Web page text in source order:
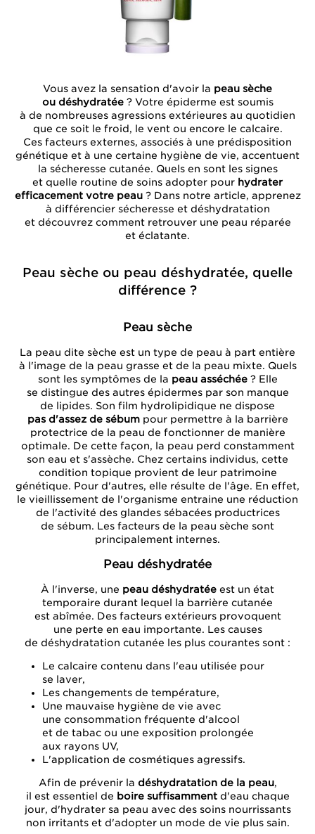
Vous avez la sensation d'avoir la peau sèche
ou déshydratée? Votre épiderme est soumis
à de nombreuses agressions extérieures au quotidien
que ce soit le froid, le vent ou encore le calcaire.
Ces facteurs externes, associés à une prédisposition
génétique et à une certaine hygiène de vie, accentuent
la sécheresse cutanée. Quels en sont les signes
et quelle routine de soins adopter pour hydrater
efficacement votre peau? Dans notre article, apprenez
à différencier sécheresse et déshydratation
et découvrez comment retrouver une peau réparée
et éclatante.
Peau sèche ou peau déshydratée, quelle
différence ?
Peau sèche
La peau dite sèche est un type de peau à part entière
à l'image de la peau grasse et de la peau mixte. Quels
sont les symptômes de la peau asséchée? Elle
se distingue des autres épidermes par son manque
de lipides. Son film hydrolipidique ne dispose
pas d'assez de sébumpour permettre à la barrière
protectrice de la peau de fonctionner de manière
optimale. De cette façon, la peau perd constamment
son eau et s'assèche. Chez certains individus, cette
condition topique provient de leur patrimoine
génétique. Pour d'autres, elle résulte de l'âge. En effet,
le vieillissement de l'organisme entraine une réduction
de l'activité des glandes sébacées productrices
de sébum. Les facteurs de la peau sèche sont
principalement internes.
Peau déshydratée
À l'inverse, une peau déshydratée est un état
temporaire durant lequel la barrière cutanée
est abîmée. Des facteurs extérieurs provoquent
une perte en eau importante. Les causes
de déshydratation cutanée les plus courantes sont :
Le calcaire contenu dans l'eau utilisée pour
se laver,
Les changements de température,
Une mauvaise hygiène de vie avec
une consommation fréquente d'alcool
et de tabac ou une exposition prolongée
aux rayons UV,
L'application de cosmétiques agressifs.
Afin de prévenir la déshydratation de la peau,
il est essentiel de boire suffisammentd'eau chaque
jour, d'hydrater sa peau avec des soins nourrissants
non irritants et d'adopter un mode de vie plus sain.